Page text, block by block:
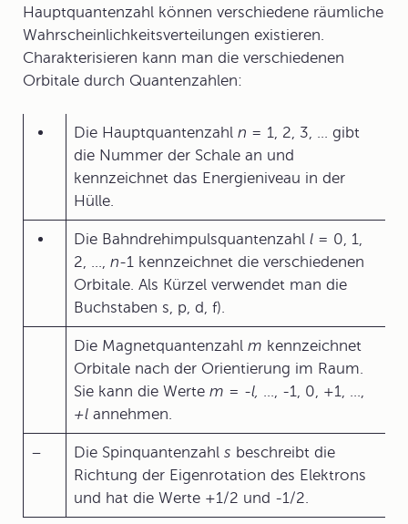
Hauptquantenzahl können verschiedene räumliche
Wahrscheinlichkeitsverteilungen existieren.
Charakterisieren kann man die verschiedenen
Orbitale durch Quantenzahlen:
Die Hauptquantenzahl n = 1, 2, 3, ... gibt
die Nummer der Schale an und
kennzeichnet das Energieniveau in der
Hülle.
Die Bahndrehimpulsquantenzahl l = 0, 1,
2, ..., n-1 kennzeichnet die verschiedenen
Orbitale. Als Kürzel verwendet man die
Buchstaben s, p, d, f).
Die Magnetquantenzahl m kennzeichnet
Orbitale nach der Orientierung im Raum.
Sie kann die Werte m = -l, ..., -1, 0, +1, ...,
+l annehmen.
– Die Spinquantenzahl s beschreibt die
Richtung der Eigenrotation des Elektrons
und hat die Werte +1/2 und -1/2.